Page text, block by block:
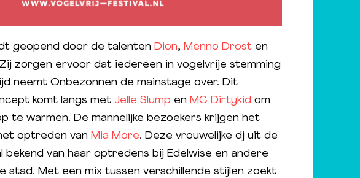
geopend door de talenten Dion, Menno Drost en
zorgen ervoor dat iedereen in vogelvrije stemming
neemt Onbezonnen de mainstage over. Dit
komt langs met Jelle Slump en MC Dirtykid om
te warmen. De mannelijke bezoekers krijgen het
optreden van Mia More. Deze vrouwelijke dj uit de
bekend van haar optredens bij Edelwise en andere
stad. Met een mix tussen verschillende stijlen zoekt